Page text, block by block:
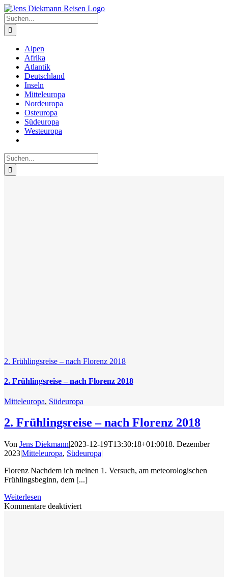
Zum
Inhalt
springen
Suche
nach:
Alpen
Afrika
Atlantik
Deutschland
Inseln
Mitteleuropa
Nordeuropa
Osteuropa
Südeuropa
Westeuropa
Suche
nach:
2. Frühlingsreise – nach Florenz 2018
2. Frühlingsreise – nach Florenz 2018
Mitteleuropa, Südeuropa
2. Frühlingsreise – nach Florenz 2018
Von Jens Diekmann|2023-12-19T13:30:18+01:0018. Dezember
2023|Mitteleuropa, Südeuropa|
Florenz Nachdem ich meinen 1. Versuch, am meteorologischen
Frühlingsbeginn, dem [...]
Weiterlesen
Kommentare deaktiviertfür